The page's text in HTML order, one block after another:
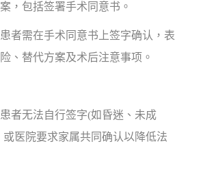
，包括签署手术同意书。
需在手术同意书上签字确认，表
、替代方案及术后注意事项。
无法自行签字(如昏迷、未成
医院要求家属共同确认以降低法